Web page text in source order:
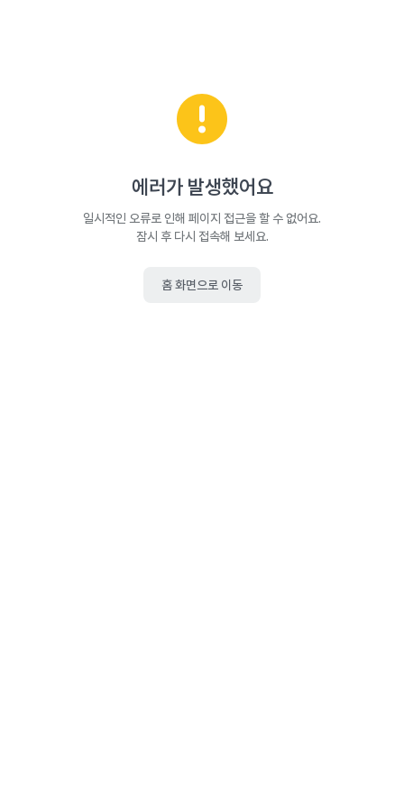
에러가 발생했어요
일시적인 오류로 인해 페이지 접근을 할 수 없어요.
잠시 후 다시 접속해 보세요.
홈 화면으로 이동